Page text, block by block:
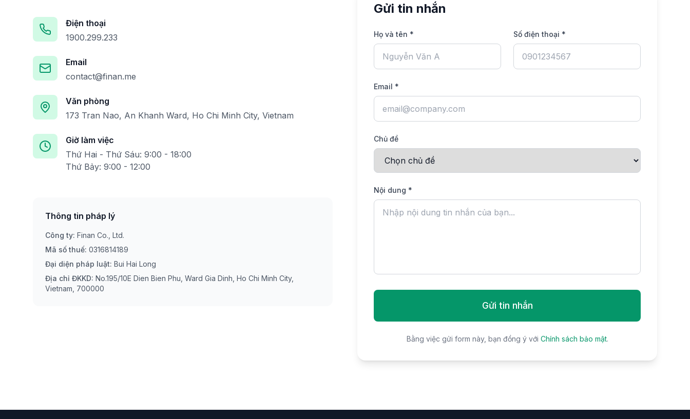
Điện thoại
1900.299.233
Email
contact@finan.me
Văn phòng
173 Tran Nao, An Khanh Ward, Ho Chi Minh City, Vietnam
Giờ làm việc
Thứ Hai - Thứ Sáu: 9:00 - 18:00
Thứ Bảy: 9:00 - 12:00
Thông tin pháp lý
Công ty: Finan Co., Ltd.
Mã số thuế: 0316814189
Đại diện pháp luật: Bui Hai Long
Địa chỉ ĐKKD: No.195/10E Dien Bien Phu, Ward Gia Dinh, Ho Chi Minh City,
Vietnam, 700000
Gửi tin nhắn
Họ và tên * Số điện thoại *
Email *
Chủ đề
Nội dung *
Gửi tin nhắn
Bằng việc gửi form này, bạn đồng ý với Chính sách bảo mật.